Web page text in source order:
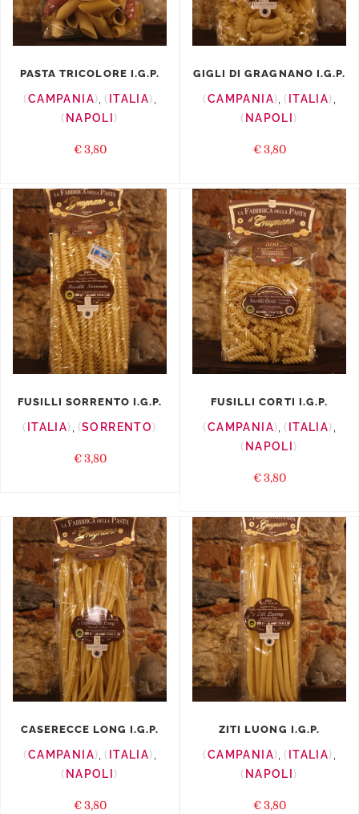
PASTA TRICOLORE I.G.P.
CAMPANIA , ITALIA ,
NAPOLI
€ 3,80
GIGLI DI GRAGNANO I.G.P.
CAMPANIA , ITALIA ,
NAPOLI
€ 3,80
FUSILLI SORRENTO I.G.P.
ITALIA SORRENTO
€ 3,80
FUSILLI CORTI I.G.P.
CAMPANIA ITALIA
NAPOLI
€ 3,80
CASERECCE LONG I.G.P.
CAMPANIA ITALIA
NAPOLI
€ 3,80
ZITI LUONG I.G.P.
CAMPANIA ITALIA
NAPOLI
€ 3,80